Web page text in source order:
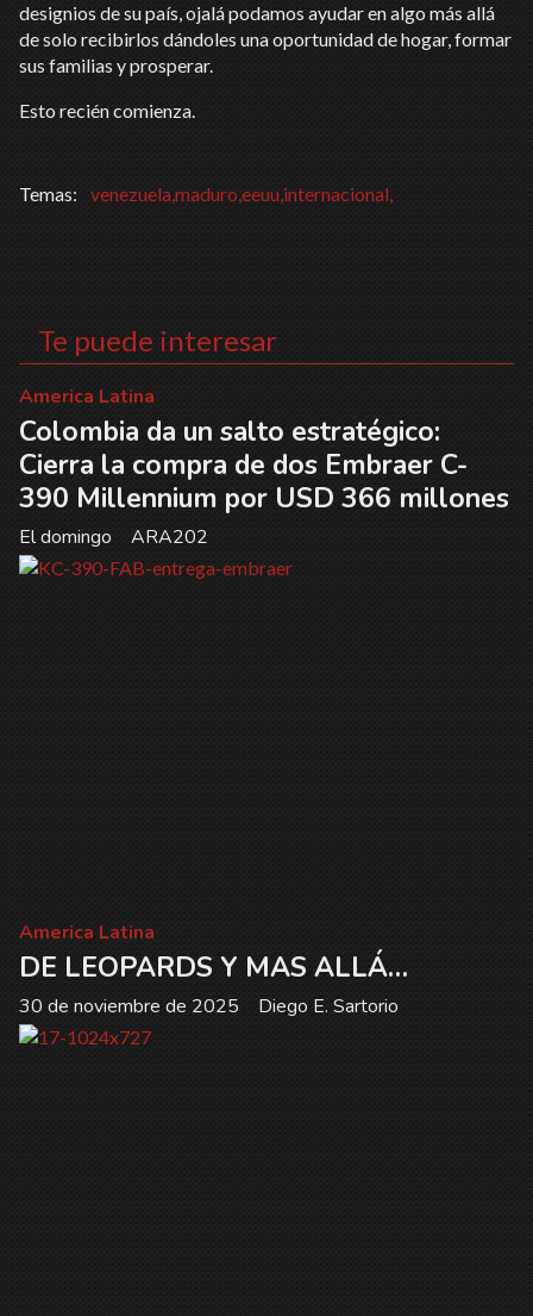
designios de su país, ojalá podamos ayudar en algo más allá
de solo recibirlos dándoles una oportunidad de hogar, formar
sus familias y prosperar.
Esto recién comienza.
venezuela,maduro,eeuu,internacional,
Te puede interesar
Colombia da un salto estratégico:
Cierra la compra de dos Embraer C-
390 Millennium por USD 366 millones
ARA202
America Latina
El domingo
DE LEOPARDS Y MAS ALLÁ…
Diego E. Sartorio
America Latina
30 de noviembre de 2025